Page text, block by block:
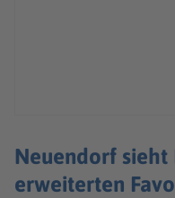
Neuendorf sieht
erweiterten